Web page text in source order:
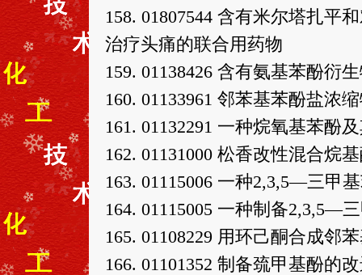
158. 01807544 含有米尔塔扎平
治疗头痛的联合用药物
159. 01138426 含有氨基苯酚衍
160. 01133961 邻苯基苯酚盐浓
161. 01132291 一种烷氧基苯酚
162. 01131000 松香改性混合烷
163. 01115006 一种2,3,5—三甲
164. 01115005 一种制备2,3,5—
165. 01108229 用环己酮合成邻
166. 01101352 制备巯甲基酚的